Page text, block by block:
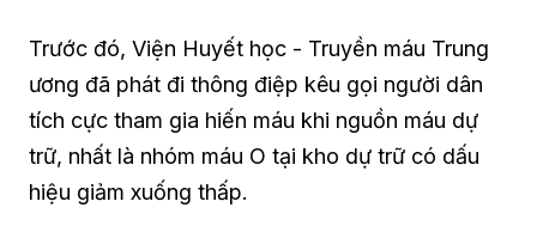
Trước đó, Viện Huyết học - Truyền máu Trung
ương đã phát đi thông điệp kêu gọi người dân
tích cực tham gia hiến máu khi nguồn máu dự
trữ, nhất là nhóm máu O tại kho dự trữ có dấu
hiệu giảm xuống thấp.